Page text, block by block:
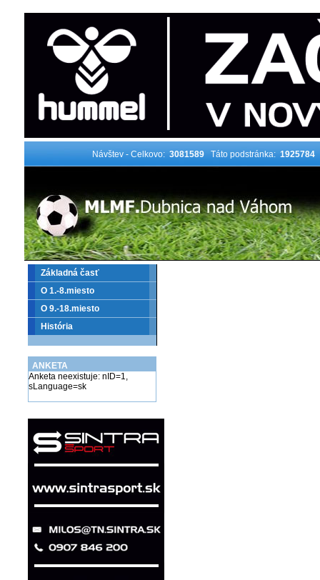
Návštev - Celkovo: 3081589 Táto podstránka: 1925784
Základná časť
O 1.-8.miesto
O 9.-18.miesto
História
ANKETA
Anketa neexistuje: nID=1,
sLanguage=sk